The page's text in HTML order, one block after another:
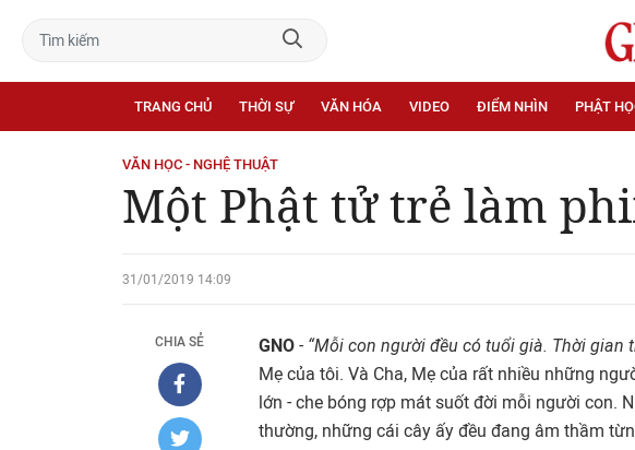
TRANG CHỦ THỜI SỰ VĂN HÓA VIDEO ĐIỂM NHÌN PHẬT
VĂN HỌC - NGHỆ THUẬT
Một Phật tử trẻ làm
31/01/2019 14:09
CHIA SẺ GNO - “Mỗi con người đều có tuổi già. Thời gian
Mẹ của tôi. Và Cha, Mẹ của rất nhiều những
lớn - che bóng rợp mát suốt đời mỗi người con.
thường, những cái cây ấy đều đang âm thầm